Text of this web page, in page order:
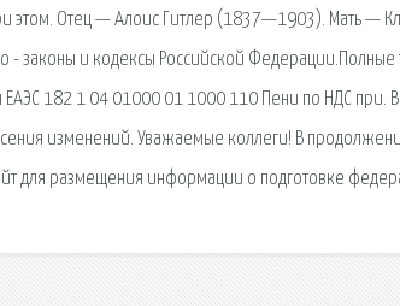
этом. Отец — Алоис Гитлер (1837—1903). Мать —
- законы и кодексы Российской
ЕАЭС 182 1 04 01000 01 1000 110 Пени по НДС при.
изменений. Уважаемые коллеги! В
для размещения информации о подготовке